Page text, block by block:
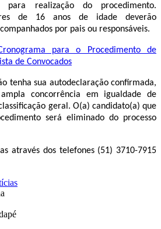
para realização do procedimento.
de 16 anos de idade deverão
por pais ou responsáveis.
para o Procedimento de
de Convocados
tenha sua autodeclaração confirmada,
concorrência em igualdade de
geral. O(a) candidato(a) que
será eliminado do processo
através dos telefones (51) 3710-7915